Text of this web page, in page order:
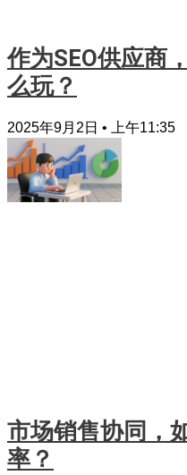
作为SEO供应商
么玩？
2025年9月2日 上午11:35
市场销售协同，
率？